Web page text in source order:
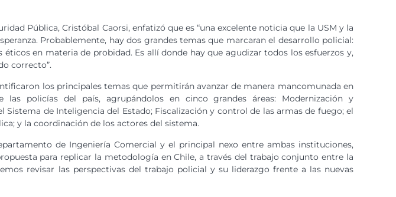
Pública, Cristóbal Caorsi, enfatizó que es “una excelente noticia que la USM y la
Probablemente, hay dos grandes temas que marcaran el desarrollo policial:
en materia de probidad. Es allí donde hay que agudizar todos los esfuerzos y,
correcto”.
los principales temas que permitirán avanzar de manera mancomunada en
policías del país, agrupándolos en cinco grandes áreas: Modernización y
de Inteligencia del Estado; Fiscalización y control de las armas de fuego; el
y la coordinación de los actores del sistema.
de Ingeniería Comercial y el principal nexo entre ambas instituciones,
para replicar la metodología en Chile, a través del trabajo conjunto entre la
revisar las perspectivas del trabajo policial y su liderazgo frente a las nuevas